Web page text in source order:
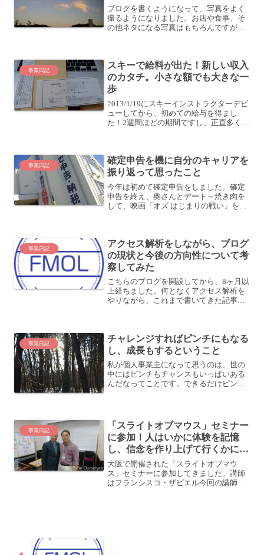
ブログを書くようになって、写真をよく
撮るようになりました。お店や食事、そ
の他ネタになる写真はもちろんですが、
て、話の切り替わるところ...
事業日記
スキーで給料が出た！新しい収入
のカタチ。小さな額でも大きな一
歩
2013/1/19にスキーインストラクターデビ
ューしてから、初めての給与を得まし
た！2週間ほどの期間ですし、正直多くは
す！！やりたいこ...
事業日記
確定申告を機に自分のキャリアを
振り返って思ったこと
今年は初めて確定申告をしました。確定
申告を終え、奥さんとデート～焼き肉を
して、映画「オズ はじまりの戦い」を観
要がありました。確定申告...
事業日記
アクセス解析をしながら、ブログ
の現状と今後の方向性について考
察してみた
こちらのブログを開設してから、8ヶ月以
上経ちました。何となくアクセス解析を
やりながら、これまで書いてきた記事の
のPVがあるかを確認し...
事業日記
チャレンジすればピンチにもなる
し、成長もするということ
私が個人事業主になって思うのは、世の
中にはピンチもチャンスもいっぱいある
んだなってことです。できるだけピンチ
年ほど前にそこから抜け...
事業日記
「スライトオブマウス」セミナー
に参加！人はいかに体験を記憶
し、信念を作り上げて行くかにつ
いて学ぶ
大阪で開催された「スライトオブマウ
ス」セミナーに参加してきました。講師
はフランシスコ・ザビエル今回の講師ザ